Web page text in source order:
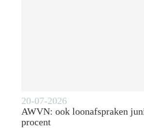
20-07-2026
AWVN: ook loonafspraken
procent